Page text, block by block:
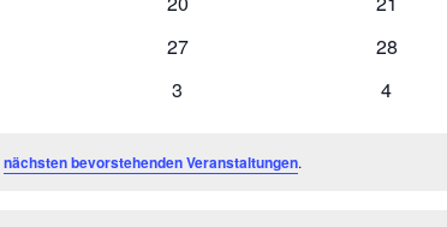
0
27
0
28
0
3
0
4
nächsten bevorstehenden Veranstaltungen.